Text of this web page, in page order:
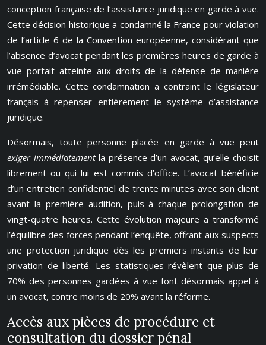
conception française de l’assistance juridique en garde à vue.
Cette décision historique a condamné la France pour violation
de l’article 6 de la Convention européenne, considérant que
l’absence d’avocat pendant les premières heures de garde à
vue portait atteinte aux droits de la défense de manière
irrémédiable. Cette condamnation a contraint le législateur
français à repenser entièrement le système d’assistance
juridique.
Désormais, toute personne placée en garde à vue peut
exiger immédiatementla présence d’un avocat, qu’elle choisit
librement ou qui lui est commis d’office. L’avocat bénéficie
d’un entretien confidentiel de trente minutes avec son client
avant la première audition, puis à chaque prolongation de
vingt-quatre heures. Cette évolution majeure a transformé
l’équilibre des forces pendant l’enquête, offrant aux suspects
une protection juridique dès les premiers instants de leur
privation de liberté. Les statistiques révèlent que plus de
70% des personnes gardées à vue font désormais appel à
un avocat, contre moins de 20% avant la réforme.
Accès aux pièces de procédure et
consultation du dossier pénal